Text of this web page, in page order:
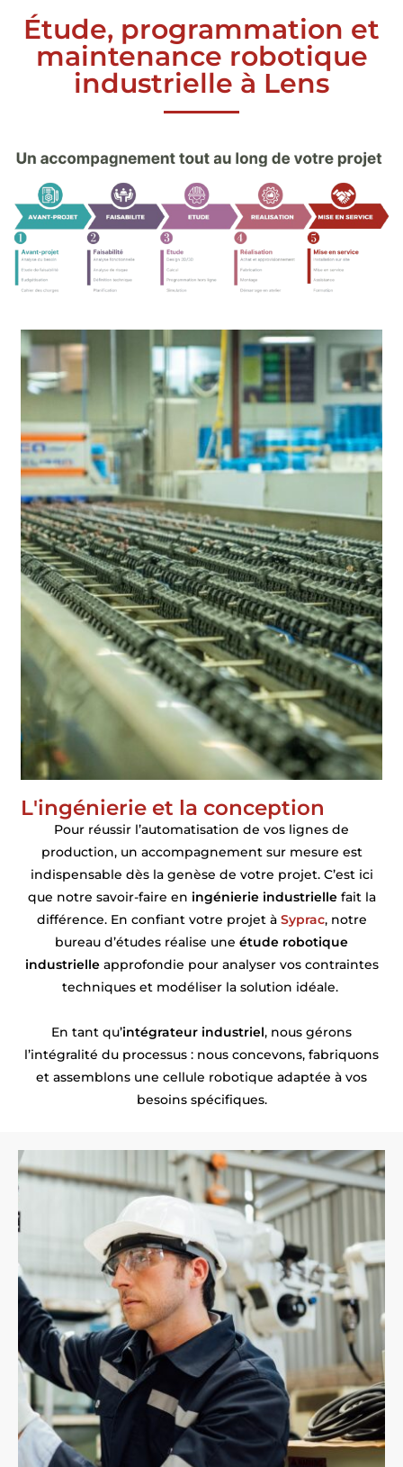
Étude, programmation et
maintenance robotique
industrielle à Lens
L'ingénierie et la conception
Pour réussir l’automatisation de vos lignes de
production, un accompagnement sur mesure est
indispensable dès la genèse de votre projet. C’est ici
que notre savoir-faire en ingénierie industriellefait la
différence. En confiant votre projet à Syprac, notre
bureau d’études réalise une étude robotique
industrielleapprofondie pour analyser vos contraintes
techniques et modéliser la solution idéale.
En tant qu’intégrateur industriel, nous gérons
l’intégralité du processus : nous concevons, fabriquons
et assemblons une cellule robotique adaptée à vos
besoins spécifiques.